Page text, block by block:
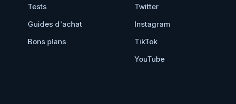
Tests
Guides d'achat
Bons plans
Twitter
Instagram
TikTok
YouTube